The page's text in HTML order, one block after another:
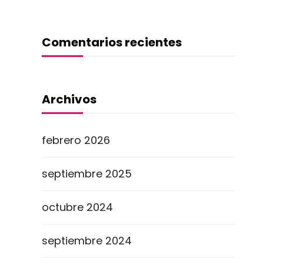
Comentarios recientes
Archivos
febrero 2026
septiembre 2025
octubre 2024
septiembre 2024